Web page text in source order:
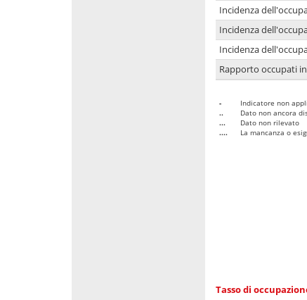
Incidenza
Incidenza
Incidenza
Rapporto occupati
-
Indicatore non
..
Dato non ancora
...
Dato non rilevato
....
La mancanza o
Tasso di